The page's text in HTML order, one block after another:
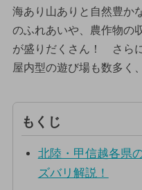
海あり山ありと自然豊か
のふれあいや、農作物の
が盛りだくさん！ さら
屋内型の遊び場も数多く
もくじ
北陸・甲信越各県
ズバリ解説！